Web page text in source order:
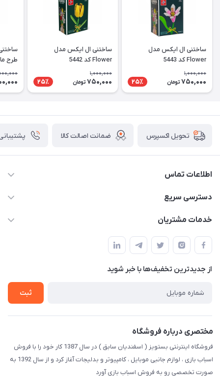
ساختنی ال ایکس مدل
Flower کد 5443
1,000,000
750,000 تومان 25٪
ساختنی ال ایکس مدل
Flower کد 5442
1,000,000
750,000 تومان 25٪
طرح
تحویل اکسپرس ضمانت اصالت کالا پشتیبانی ۲۴
اطلاعات تماس
09123941837
دسترسی سریع
حساب کاربری
لیست محصولات
درباره ما
خدمات مشتریان
قوانین و مقررات
حریم خصوصی
راهنما
از جدید‌ترین تخفیف‌ها با‌ خبر شوید
ثبت
مختصری درباره فروشگاه
فروشگاه اینترنتی بستویز ( اسفندیان سابق ) در سال 1387 کار خود را با فروش
اسباب بازی ، لوازم جانبی موبایل ، کامپیوتر و بدلیجات آغاز کرد و از سال 1392 به
صورت تخصصی رو به فروش اسباب بازی آورد